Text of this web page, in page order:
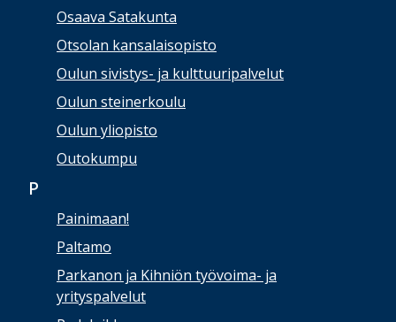
Osaava Satakunta
Otsolan kansalaisopisto
Oulun sivistys- ja kulttuuripalvelut
Oulun steinerkoulu
Oulun yliopisto
Outokumpu
P
Painimaan!
Paltamo
Parkanon ja Kihniön työvoima- ja
yrityspalvelut